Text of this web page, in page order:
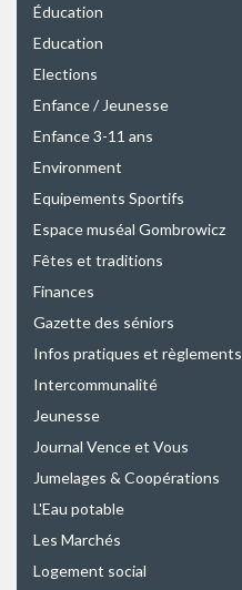
Éducation
Education
Elections
Enfance / Jeunesse
Enfance 3-11 ans
Environment
Equipements Sportifs
Espace muséal Gombrowicz
Fêtes et traditions
Finances
Gazette des séniors
Infos pratiques et règlements
Intercommunalité
Jeunesse
Journal Vence et Vous
Jumelages & Coopérations
L'Eau potable
Les Marchés
Logement social